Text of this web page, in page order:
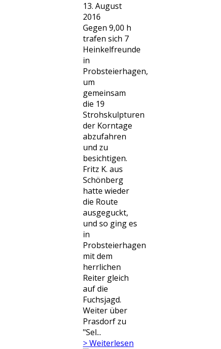
13. August
2016
Gegen 9,00 h
trafen sich 7
Heinkelfreunde
in
Probsteierhagen,
um
gemeinsam
die 19
Strohskulpturen
der Korntage
abzufahren
und zu
besichtigen.
Fritz K. aus
Schönberg
hatte wieder
die Route
ausgeguckt,
und so ging es
in
Probsteierhagen
mit dem
herrlichen
Reiter gleich
auf die
Fuchsjagd.
Weiter über
Prasdorf zu
"Sel...
> Weiterlesen